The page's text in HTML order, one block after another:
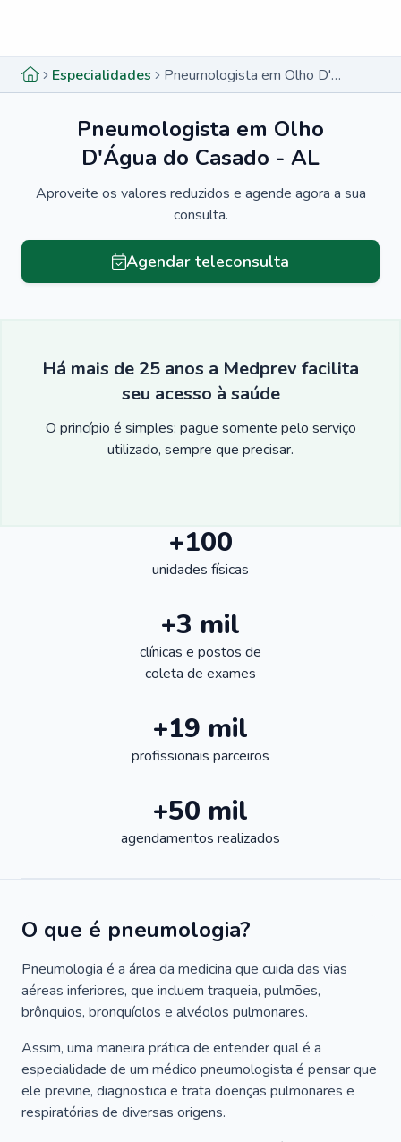
Especialidades Pneumologista em Olho D'Água do Casado - AL
Pneumologista em Olho
D'Água do Casado - AL
Aproveite os valores reduzidos e agende agora a sua
consulta.
Agendar teleconsulta
Há mais de 25 anos a Medprev facilita
seu acesso à saúde
O princípio é simples: pague somente pelo serviço
utilizado, sempre que precisar.
+100
unidades físicas
+3 mil
clínicas e postos de
coleta de exames
+19 mil
profissionais parceiros
+50 mil
agendamentos realizados
O que é pneumologia?
Pneumologia é a área da medicina que cuida das vias
aéreas inferiores, que incluem traqueia, pulmões,
brônquios, bronquíolos e alvéolos pulmonares.
Assim, uma maneira prática de entender qual é a
especialidade de um médico pneumologista é pensar que
ele previne, diagnostica e trata doenças pulmonares e
respiratórias de diversas origens.